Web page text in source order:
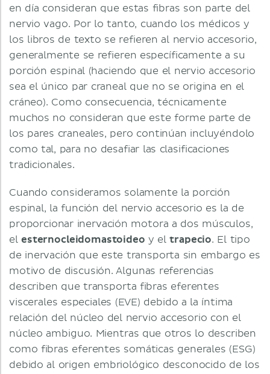
en día consideran que estas fibras son parte del
nervio vago. Por lo tanto, cuando los médicos y
los libros de texto se refieren al nervio accesorio,
generalmente se refieren específicamente a su
porción espinal (haciendo que el nervio accesorio
sea el único par craneal que no se origina en el
cráneo). Como consecuencia, técnicamente
muchos no consideran que este forme parte de
los pares craneales, pero continúan incluyéndolo
como tal, para no desafiar las clasificaciones
tradicionales.
Cuando consideramos solamente la porción
espinal, la función del nervio accesorio es la de
proporcionar inervación motora a dos músculos,
elesternocleidomastoideo y eltrapecio. El tipo
de inervación que este transporta sin embargo es
motivo de discusión. Algunas referencias
describen que transporta fibras eferentes
viscerales especiales (EVE) debido a la íntima
relación del núcleo del nervio accesorio con el
núcleo ambiguo. Mientras que otros lo describen
como fibras eferentes somáticas generales (ESG)
debido al origen embriológico desconocido de los